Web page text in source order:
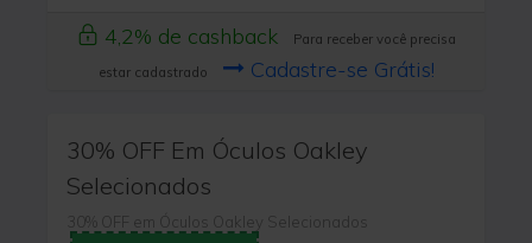
4,2% de cashback
Para receber você precisa
estar cadastrado
Cadastre-se Grátis!
30% OFF Em Óculos Oakley
Selecionados
30% OFF em Óculos Oakley Selecionados